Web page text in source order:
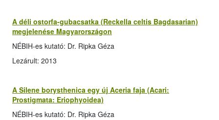
A déli ostorfa-gubacsatka (Reckella celtis Bagdasarian)
megjelenése Magyarországon
NÉBIH-es kutató: Dr. Ripka Géza
Lezárult: 2013
A Silene borysthenica egy új Aceria faja (Acari:
Prostigmata: Eriophyoidea)
NÉBIH-es kutató: Dr. Ripka Géza